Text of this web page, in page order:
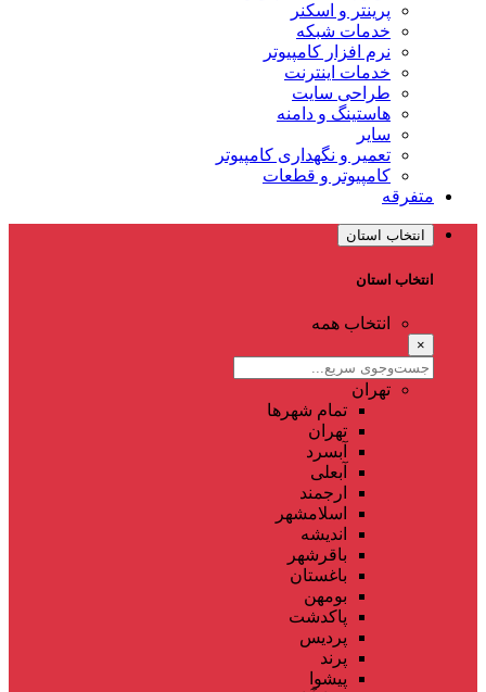
پرینتر و اسکنر
خدمات شبکه
نرم افزار کامپیوتر
خدمات اینترنت
طراحی سایت
هاستینگ و دامنه
سایر
تعمیر و نگهداری کامپیوتر
کامپیوتر و قطعات
متفرقه
انتخاب استان
انتخاب استان
انتخاب همه
×
تهران
تمام شهر‌ها
تهران
آبسرد
آبعلی
ارجمند
اسلامشهر
اندیشه
باقرشهر
باغستان
بومهن
پاکدشت
پردیس
پرند
پیشوا